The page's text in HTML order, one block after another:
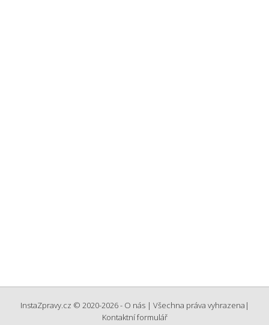
InstaZpravy.cz © 2020-2026 - O nás| Všechna práva vyhrazena |
Kontaktní formulář